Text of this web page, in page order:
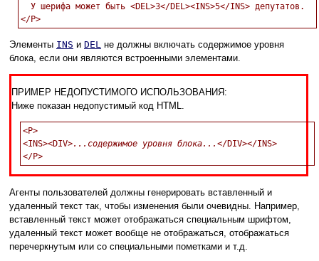
  У шерифа может быть <DEL>3</DEL><INS>5</INS> депутатов.
Элементы INS и DEL не должны включать содержимое уровня
блока, если они являются встроенными элементами.
ПРИМЕР НЕДОПУСТИМОГО ИСПОЛЬЗОВАНИЯ:
Ниже показан недопустимый код HTML.
<P>
<INS><DIV>...содержимое уровня блока... </DIV></INS>
Агенты пользователей должны генерировать вставленный и
удаленный текст так, чтобы изменения были очевидны. Например,
вставленный текст может отображаться специальным шрифтом,
удаленный текст может вообще не отображаться, отображаться
перечеркнутым или со специальными пометками и т.д.